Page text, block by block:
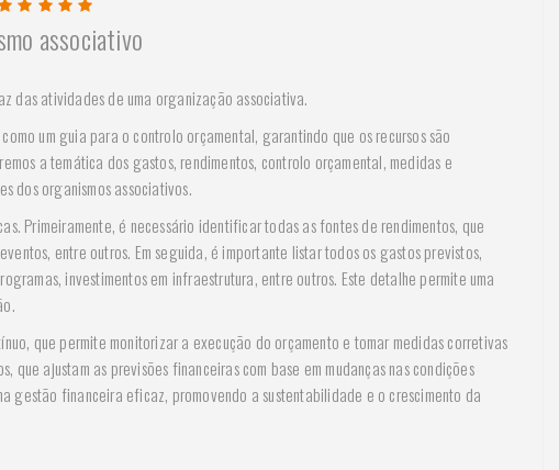
associativo
das atividades de uma organização associativa.
um guia para o controlo orçamental, garantindo que os recursos são
a temática dos gastos, rendimentos, controlo orçamental, medidas e
dos organismos associativos.
Primeiramente, é necessário identificar todas as fontes de rendimentos, que
entre outros. Em seguida, é importante listar todos os gastos previstos,
investimentos em infraestrutura, entre outros. Este detalhe permite uma
que permite monitorizar a execução do orçamento e tomar medidas corretivas
ajustam as previsões financeiras com base em mudanças nas condições
gestão financeira eficaz, promovendo a sustentabilidade e o crescimento da